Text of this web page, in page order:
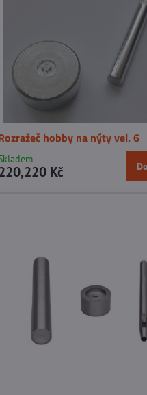
hobby na nýty vel. 6
Kč